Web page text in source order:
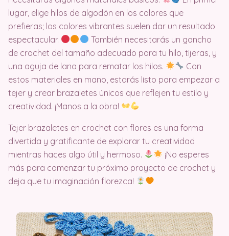
lugar, elige hilos de algodón en los colores que
prefieras; los colores vibrantes suelen dar un resultado
espectacular.
También necesitarás un gancho
de crochet del tamaño adecuado para tu hilo, tijeras, y
una aguja de lana para rematar los hilos.
Con
estos materiales en mano, estarás listo para empezar a
tejer y crear brazaletes únicos que reflejen tu estilo y
creatividad. ¡Manos a la obra!
Tejer brazaletes en crochet con flores es una forma
divertida y gratificante de explorar tu creatividad
mientras haces algo útil y hermoso.
¡No esperes
más para comenzar tu próximo proyecto de crochet y
deja que tu imaginación florezca!